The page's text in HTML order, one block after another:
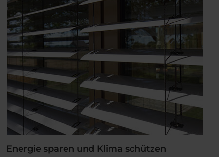
Energie sparen und Klima schützen